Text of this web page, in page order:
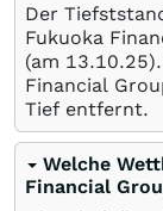
Der
Fukuoka
(am 13.10.25
Financial
Tief entfernt.
Welche
Financial